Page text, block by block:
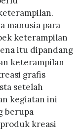
manusia para
keterampilan
itu dipandang
keterampilan
grafis
setelah
kegiatan ini
berupa
kreasi